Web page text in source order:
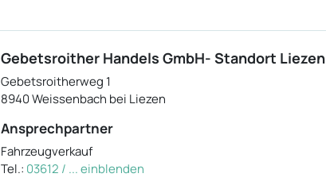
Gebetsroither Handels GmbH- Standort Liezen
Gebetsroitherweg 1
8940 Weissenbach bei Liezen
Ansprechpartner
Fahrzeugverkauf
Tel.: 03612 / ... einblenden